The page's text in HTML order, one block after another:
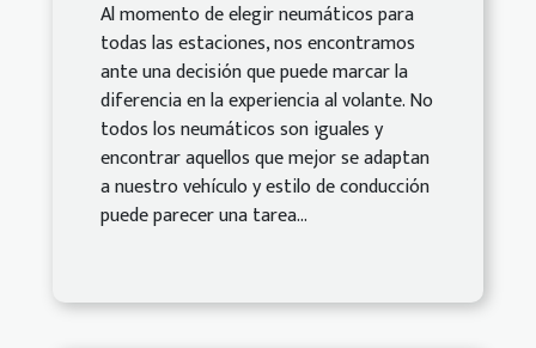
Al momento de elegir neumáticos para
todas las estaciones, nos encontramos
ante una decisión que puede marcar la
diferencia en la experiencia al volante. No
todos los neumáticos son iguales y
encontrar aquellos que mejor se adaptan
a nuestro vehículo y estilo de conducción
puede parecer una tarea...